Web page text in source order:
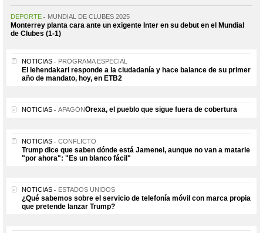
DEPORTE MUNDIAL DE CLUBES 2025
Monterrey planta cara ante un exigente Inter en su debut en el Mundial
de Clubes (1-1)
NOTICIAS PROGRAMA ESPECIAL
El lehendakari responde a la ciudadanía y hace balance de su primer
año de mandato, hoy, en ETB2
NOTICIAS APAGÓNOrexa, el pueblo que sigue fuera de cobertura
NOTICIAS CONFLICTO
Trump dice que saben dónde está Jamenei, aunque no van a matarle
"por ahora": "Es un blanco fácil"
NOTICIAS ESTADOS UNIDOS
¿Qué sabemos sobre el servicio de telefonía móvil con marca propia
que pretende lanzar Trump?